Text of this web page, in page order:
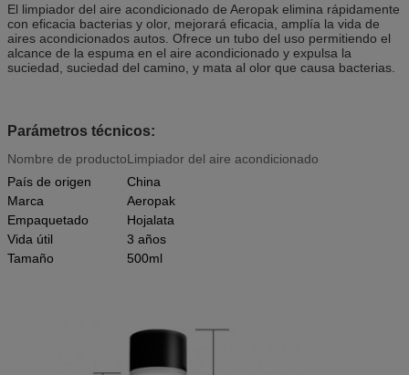
El limpiador del aire acondicionado de Aeropak elimina rápidamente
con eficacia bacterias y olor, mejorará eficacia, amplía la vida de
aires acondicionados autos. Ofrece un tubo del uso permitiendo el
alcance de la espuma en el aire acondicionado y expulsa la
suciedad, suciedad del camino, y mata al olor que causa bacterias.
Parámetros técnicos:
Nombre de productoLimpiador del aire acondicionado
País de origen
China
Marca
Aeropak
Empaquetado
Hojalata
Vida útil
3 años
Tamaño
500ml